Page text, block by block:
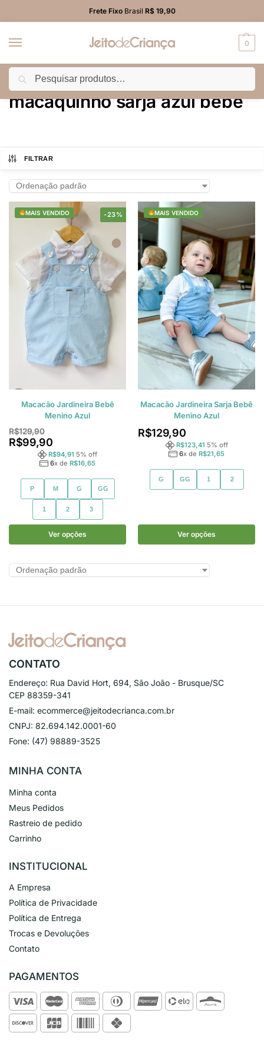
Frete FixoBrasil R$ 19,90
0
Início Produtos marcados com a tag “macaquinho sarja azul bebê”
macaquinho sarja azul bebê
FILTRAR
-23%
MAIS VENDIDO
Macacão Jardineira Bebê
Menino Azul
R$129,90
R$99,90
R$94,91 5% off
6x de R$16,65
P M G GG
1 2 3
Ver opções
MAIS VENDIDO
Macacão Jardineira Sarja Bebê
Menino Azul
R$129,90
R$123,41 5% off
6x de R$21,65
G GG 1 2
Ver opções
CONTATO
Endereço: Rua David Hort, 694, São João - Brusque/SC
CEP 88359-341
E-mail: ecommerce@jeitodecrianca.com.br
CNPJ: 82.694.142.0001-60
Fone: (47) 98889-3525
MINHA CONTA
Minha conta
Meus Pedidos
Rastreio de pedido
Carrinho
INSTITUCIONAL
A Empresa
Política de Privacidade
Política de Entrega
Trocas e Devoluções
Contato
PAGAMENTOS